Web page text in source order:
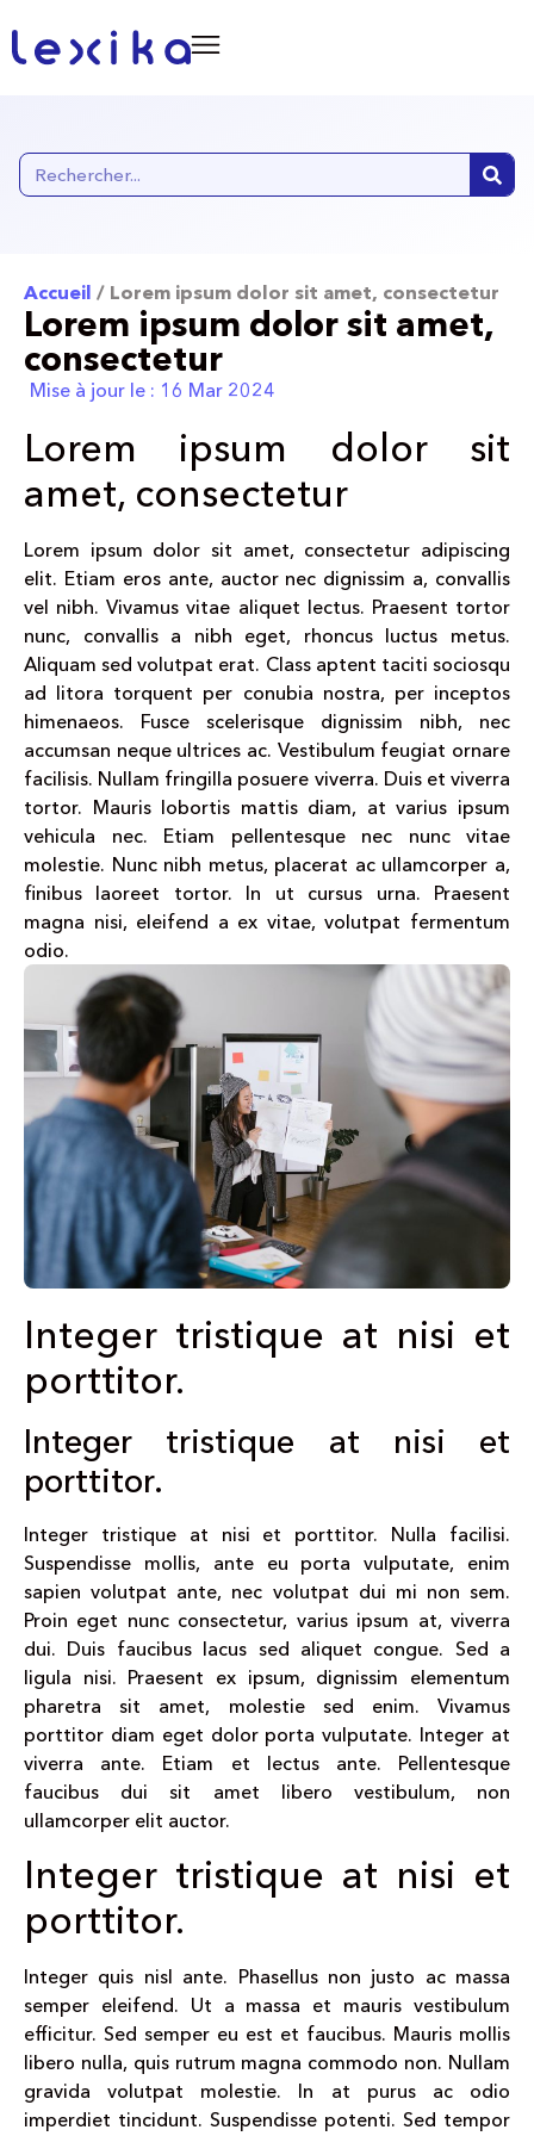
Accueil / Lorem ipsum dolor sit amet, consectetur
Lorem ipsum dolor sit amet,
consectetur
Mise à jour le : 16 Mar 2024
Lorem ipsum dolor sit
amet, consectetur
Lorem ipsum dolor sit amet, consectetur adipiscing
elit. Etiam eros ante, auctor nec dignissim a, convallis
vel nibh. Vivamus vitae aliquet lectus. Praesent tortor
nunc, convallis a nibh eget, rhoncus luctus metus.
Aliquam sed volutpat erat. Class aptent taciti sociosqu
ad litora torquent per conubia nostra, per inceptos
himenaeos. Fusce scelerisque dignissim nibh, nec
accumsan neque ultrices ac. Vestibulum feugiat ornare
facilisis. Nullam fringilla posuere viverra. Duis et viverra
tortor. Mauris lobortis mattis diam, at varius ipsum
vehicula nec. Etiam pellentesque nec nunc vitae
molestie. Nunc nibh metus, placerat ac ullamcorper a,
finibus laoreet tortor. In ut cursus urna. Praesent
magna nisi, eleifend a ex vitae, volutpat fermentum
odio.
Integer tristique at nisi et
porttitor.
Integer tristique at nisi et
porttitor.
Integer tristique at nisi et porttitor. Nulla facilisi.
Suspendisse mollis, ante eu porta vulputate, enim
sapien volutpat ante, nec volutpat dui mi non sem.
Proin eget nunc consectetur, varius ipsum at, viverra
dui. Duis faucibus lacus sed aliquet congue. Sed a
ligula nisi. Praesent ex ipsum, dignissim elementum
pharetra sit amet, molestie sed enim. Vivamus
porttitor diam eget dolor porta vulputate. Integer at
viverra ante. Etiam et lectus ante. Pellentesque
faucibus dui sit amet libero vestibulum, non
ullamcorper elit auctor.
Integer tristique at nisi et
porttitor.
Integer quis nisl ante. Phasellus non justo ac massa
semper eleifend. Ut a massa et mauris vestibulum
efficitur. Sed semper eu est et faucibus. Mauris mollis
libero nulla, quis rutrum magna commodo non. Nullam
gravida volutpat molestie. In at purus ac odio
imperdiet tincidunt. Suspendisse potenti. Sed tempor